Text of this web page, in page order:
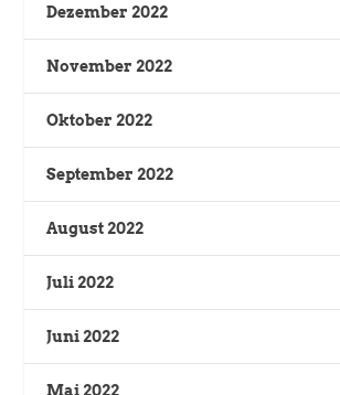
Dezember 2022
November 2022
Oktober 2022
September 2022
August 2022
Juli 2022
Juni 2022
Mai 2022